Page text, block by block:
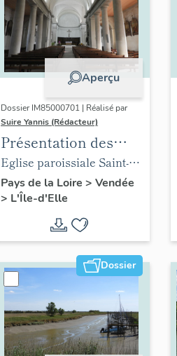
Aperçu
Dossier IM85000701 | Réalisé par
Suire Yannis (Rédacteur)
Présentation des
objets mobiliers de
l'église de L'Île-d'Elle
Eglise paroissiale Saint-
Hilaire de L'Île-d'Elle
Pays de la Loire > Vendée
> L'Île-d'Elle
Dossier